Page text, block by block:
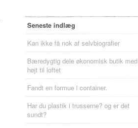
Seneste indlæg
Kan ikke få nok af selvbiografier
Bæredygtig dele økonomisk butik med
højt til loftet
Fandt en formue i container.
Har du plastik i trusserne? og er det
sundt?